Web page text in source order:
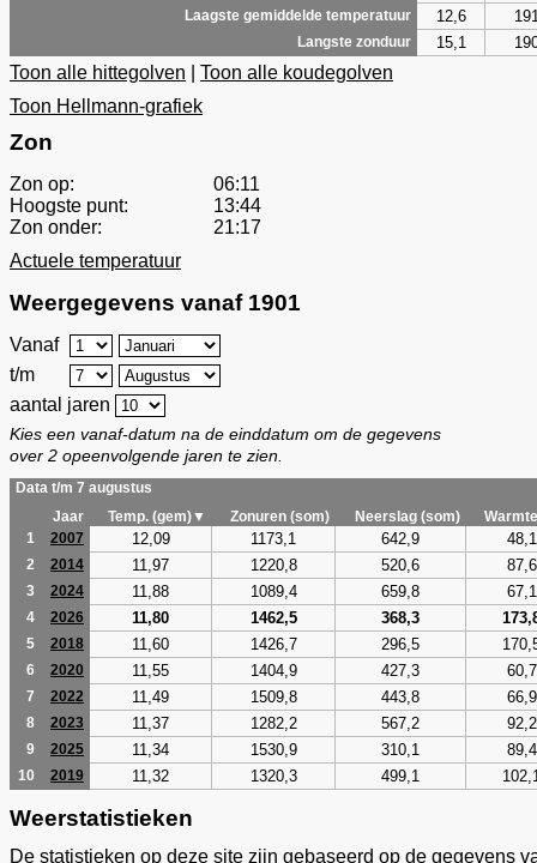
Laagste gemiddelde temperatuur 12,6
Langste zonduur 15,1
Toon alle hittegolven
Toon alle koudegolven
Toon Hellmann-grafiek
Zon
Zon op:
06:11
Hoogste punt:
13:44
Zon onder:
21:17
Actuele temperatuur
Weergegevens vanaf 1901
Vanaf
t/m
aantal jaren
Kies een vanaf-datum na de einddatum om de gegevens
over 2 opeenvolgende jaren te zien.
Data t/m 7 augustus
Jaar
Temp. (gem)▼ Zonuren (som) Neerslag (som)
1
2007 12,09 1173,1 642,9 48,1
2 2014 11,97 1220,8 520,6 87,6
3 2024 11,88 1089,4 659,8 67,1
4 2026 11,80 1462,5 368,3
5 2018 11,60 1426,7 296,5
6 2020 11,55 1404,9 427,3 60,7
7 2022 11,49 1509,8 443,8 66,9
8 2023 11,37 1282,2 567,2 92,2
9 2025 11,34 1530,9 310,1 89,4
10 2019 11,32 1320,3 499,1
Weerstatistieken
De statistieken op deze site zijn gebaseerd op de gegevens